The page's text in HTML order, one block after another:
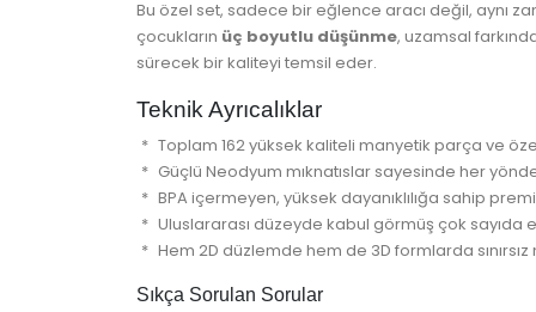
Bu özel set, sadece bir eğlence aracı değil, aynı
çocukların üç boyutlu düşünme, uzamsal
sürecek bir kaliteyi temsil eder.
Teknik Ayrıcalıklar
Toplam 162 yüksek kaliteli manyetik parça ve
Güçlü Neodyum mıknatıslar sayesinde her
BPA içermeyen, yüksek dayanıklılığa sahip
Uluslararası düzeyde kabul görmüş çok sayıda
Hem 2D düzlemde hem de 3D formlarda
Sıkça Sorulan Sorular